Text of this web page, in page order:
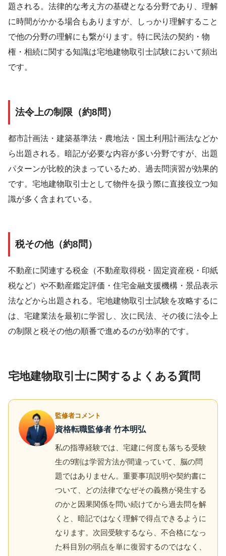
題される。法律的な考え方の基礎となる分野であり、理解
に時間がかかる場合もありますが、しっかり理解すること
で他の分野の理解にも繋がります。特に民法の契約・物
権・相続に関する知識は宅地建物取引士試験において頻出
です。
法令上の制限（約8問）
都市計画法・建築基準法・農地法・国土利用計画法などか
ら出題される。暗記が必要な内容が多い分野ですが、出題
パターンが比較的決まっているため、過去問演習が効果的
です。宅地建物取引士として物件を扱う際に直接役立つ知
識が多く含まれている。
税その他（約8問）
不動産に関連する税金（不動産取得税・固定資産税・印紙
税など）や不動産鑑定評価・住宅金融支援機構・景品表示
法などから出題される。宅地建物取引士試験を攻略するに
は、宅建業法を最初に学習し、次に民法、その後に法令上
の制限と税その他の順番で進めるのが効率的です。
宅地建物取引士に関するよくある質問
監修者コメント
資格転職監修者 竹本明弘
私の指導経験では、宅建に何度も落ちる受験
生の9割は学習方法が間違っていて、脳の問
題ではありません。重要事項説明や契約書に
ついて、どの法律でなぜその義務が発生する
のかと因果関係を問い続けてから過去問を解
くと、暗記ではなく理解で得点できるように
なります。次回受験するなら、不合格になっ
た科目別の弱点を単に復習するのではなく、